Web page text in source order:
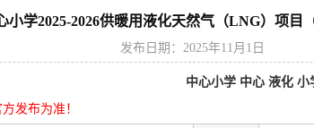
小学2025-2026供暖用液化天然气（LNG）项目
发布日期：2025年11月1日
中心小学 中心 液化 小
发布为准！